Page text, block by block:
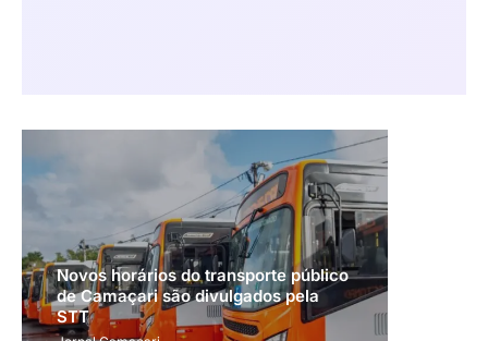
Novos horários do transporte público
de Camaçari são divulgados pela
STT